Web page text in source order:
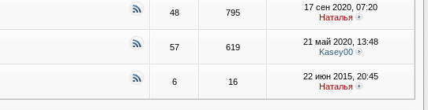
48 795
17 сен 2020, 07:20
Наталья
57 619
21 май 2020, 13:48
Kasey00
6 16
22 июн 2015, 20:45
Наталья